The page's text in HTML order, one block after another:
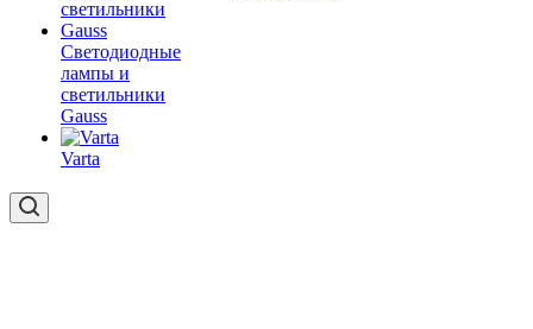
Светодиодные
лампы и
светильники
Gauss
Varta